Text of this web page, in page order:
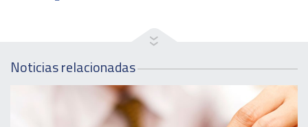
Noticias relacionadas